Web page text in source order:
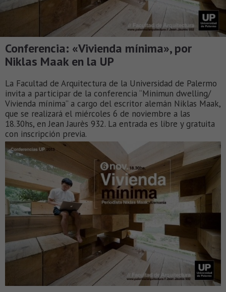
Conferencia: «Vivienda mínima», por
Niklas Maak en la UP
La Facultad de Arquitectura de la Universidad de Palermo
invita a participar de la conferencia “Minimun dwelling/
Vivienda mínima” a cargo del escritor alemán Niklas Maak,
que se realizará el miércoles 6 de noviembre a las
18.30hs, en Jean Jaurès 932. La entrada es libre y gratuita
con inscripción previa.